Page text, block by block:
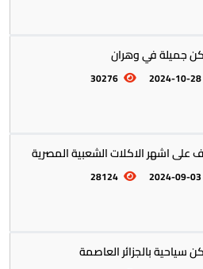
في وهران
2024-
30276
اشهر الاكلات الشعبية المصرية
2024-
28124
بالجزائر العاصمة